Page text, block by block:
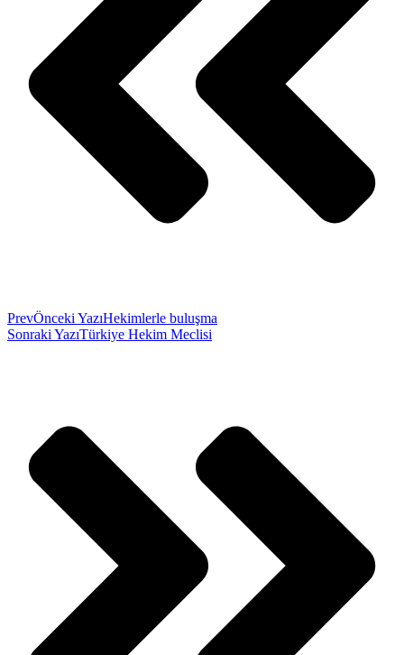
PrevÖnceki YazıHekimlerle buluşma
Sonraki YazıTürkiye Hekim Meclisi